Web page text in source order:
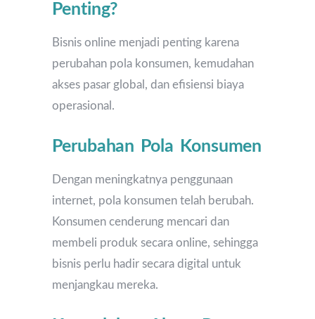
Penting?
Bisnis online menjadi penting karena
perubahan pola konsumen, kemudahan
akses pasar global, dan efisiensi biaya
operasional.
Perubahan Pola Konsumen
Dengan meningkatnya penggunaan
internet, pola konsumen telah berubah.
Konsumen cenderung mencari dan
membeli produk secara online, sehingga
bisnis perlu hadir secara digital untuk
menjangkau mereka.